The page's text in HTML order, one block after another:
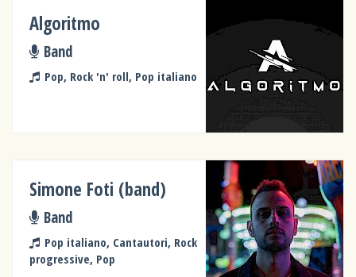
Algoritmo
Band
Pop, Rock 'n' roll, Pop italiano
Simone Foti (band)
Band
Pop italiano, Cantautori, Rock
progressive, Pop